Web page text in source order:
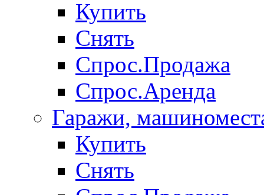
Купить
Снять
Спрос.Продажа
Спрос.Аренда
Гаражи,
Купить
Снять